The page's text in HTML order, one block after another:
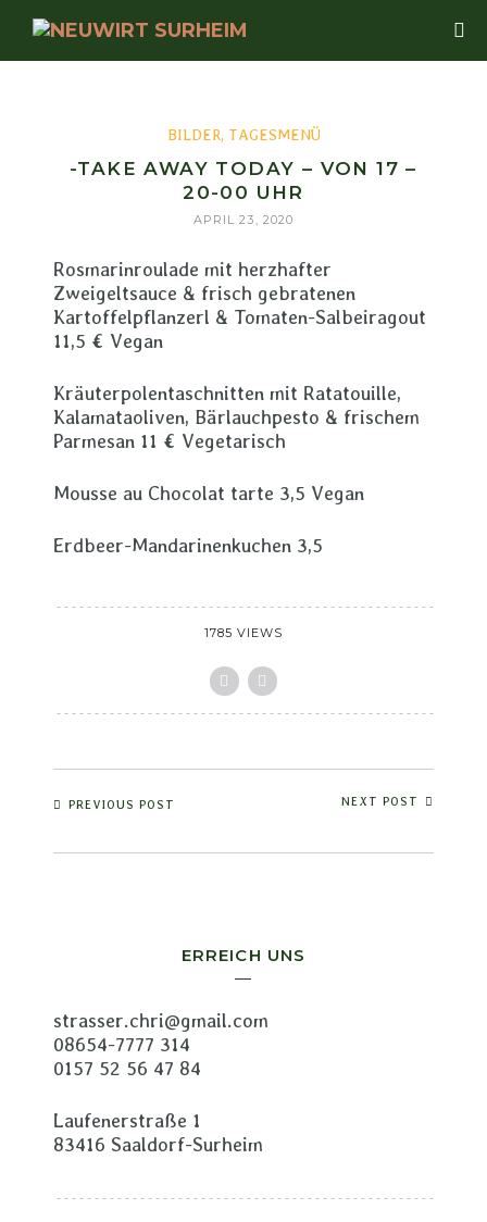
BILDER, TAGESMENÜ
-TAKE AWAY TODAY – VON 17 –
20-00 UHR
APRIL 23, 2020
Rosmarinroulade mit herzhafter
Zweigeltsauce & frisch gebratenen
Kartoffelpflanzerl & Tomaten-Salbeiragout
11,5 € Vegan
Kräuterpolentaschnitten mit Ratatouille,
Kalamataoliven, Bärlauchpesto & frischem
Parmesan 11 € Vegetarisch
Mousse au Chocolat tarte 3,5 Vegan
Erdbeer-Mandarinenkuchen 3,5
1785 VIEWS
PREVIOUS POST NEXT POST
ERREICH UNS
strasser.chri@gmail.com
08654-7777 314
0157 52 56 47 84
Laufenerstraße 1
83416 Saaldorf-Surheim